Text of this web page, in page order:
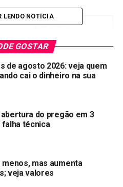
R$ 15,86
R$ 16,47
R$ 23,47
na Bolsa de valores
em queda de (-3.02%), em
Nos 10 primeiros meses do
mais de 80%.
LENDO NOTÍCIA
GOSTAR
de agosto 2026: veja quem
cai o dinheiro na sua
do pregão em 3
técnica
menos, mas aumenta
veja valores